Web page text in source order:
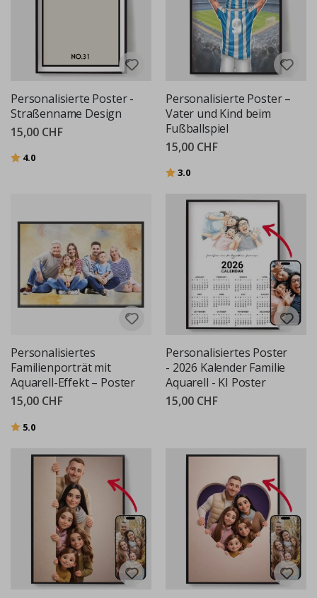
Personalisierte Poster -
Straßenname Design
15,00 CHF
Bewertung:
4.0
Personalisierte Poster –
Vater und Kind beim
Fußballspiel
15,00 CHF
Bewertung:
3.0
Personalisiertes
Familienporträt mit
Aquarell-Effekt – Poster
15,00 CHF
Bewertung:
5.0
Personalisiertes Poster
- 2026 Kalender Familie
Aquarell - KI Poster
15,00 CHF